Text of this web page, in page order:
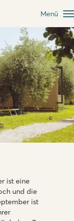
Menü
ist eine
und die
ist